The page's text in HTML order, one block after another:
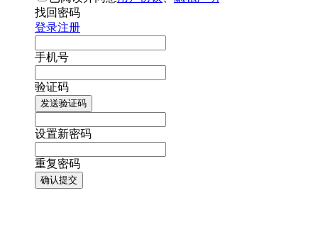
找回密码
登录注册
手机号
验证码
发送验证码
设置新密码
重复密码
确认提交